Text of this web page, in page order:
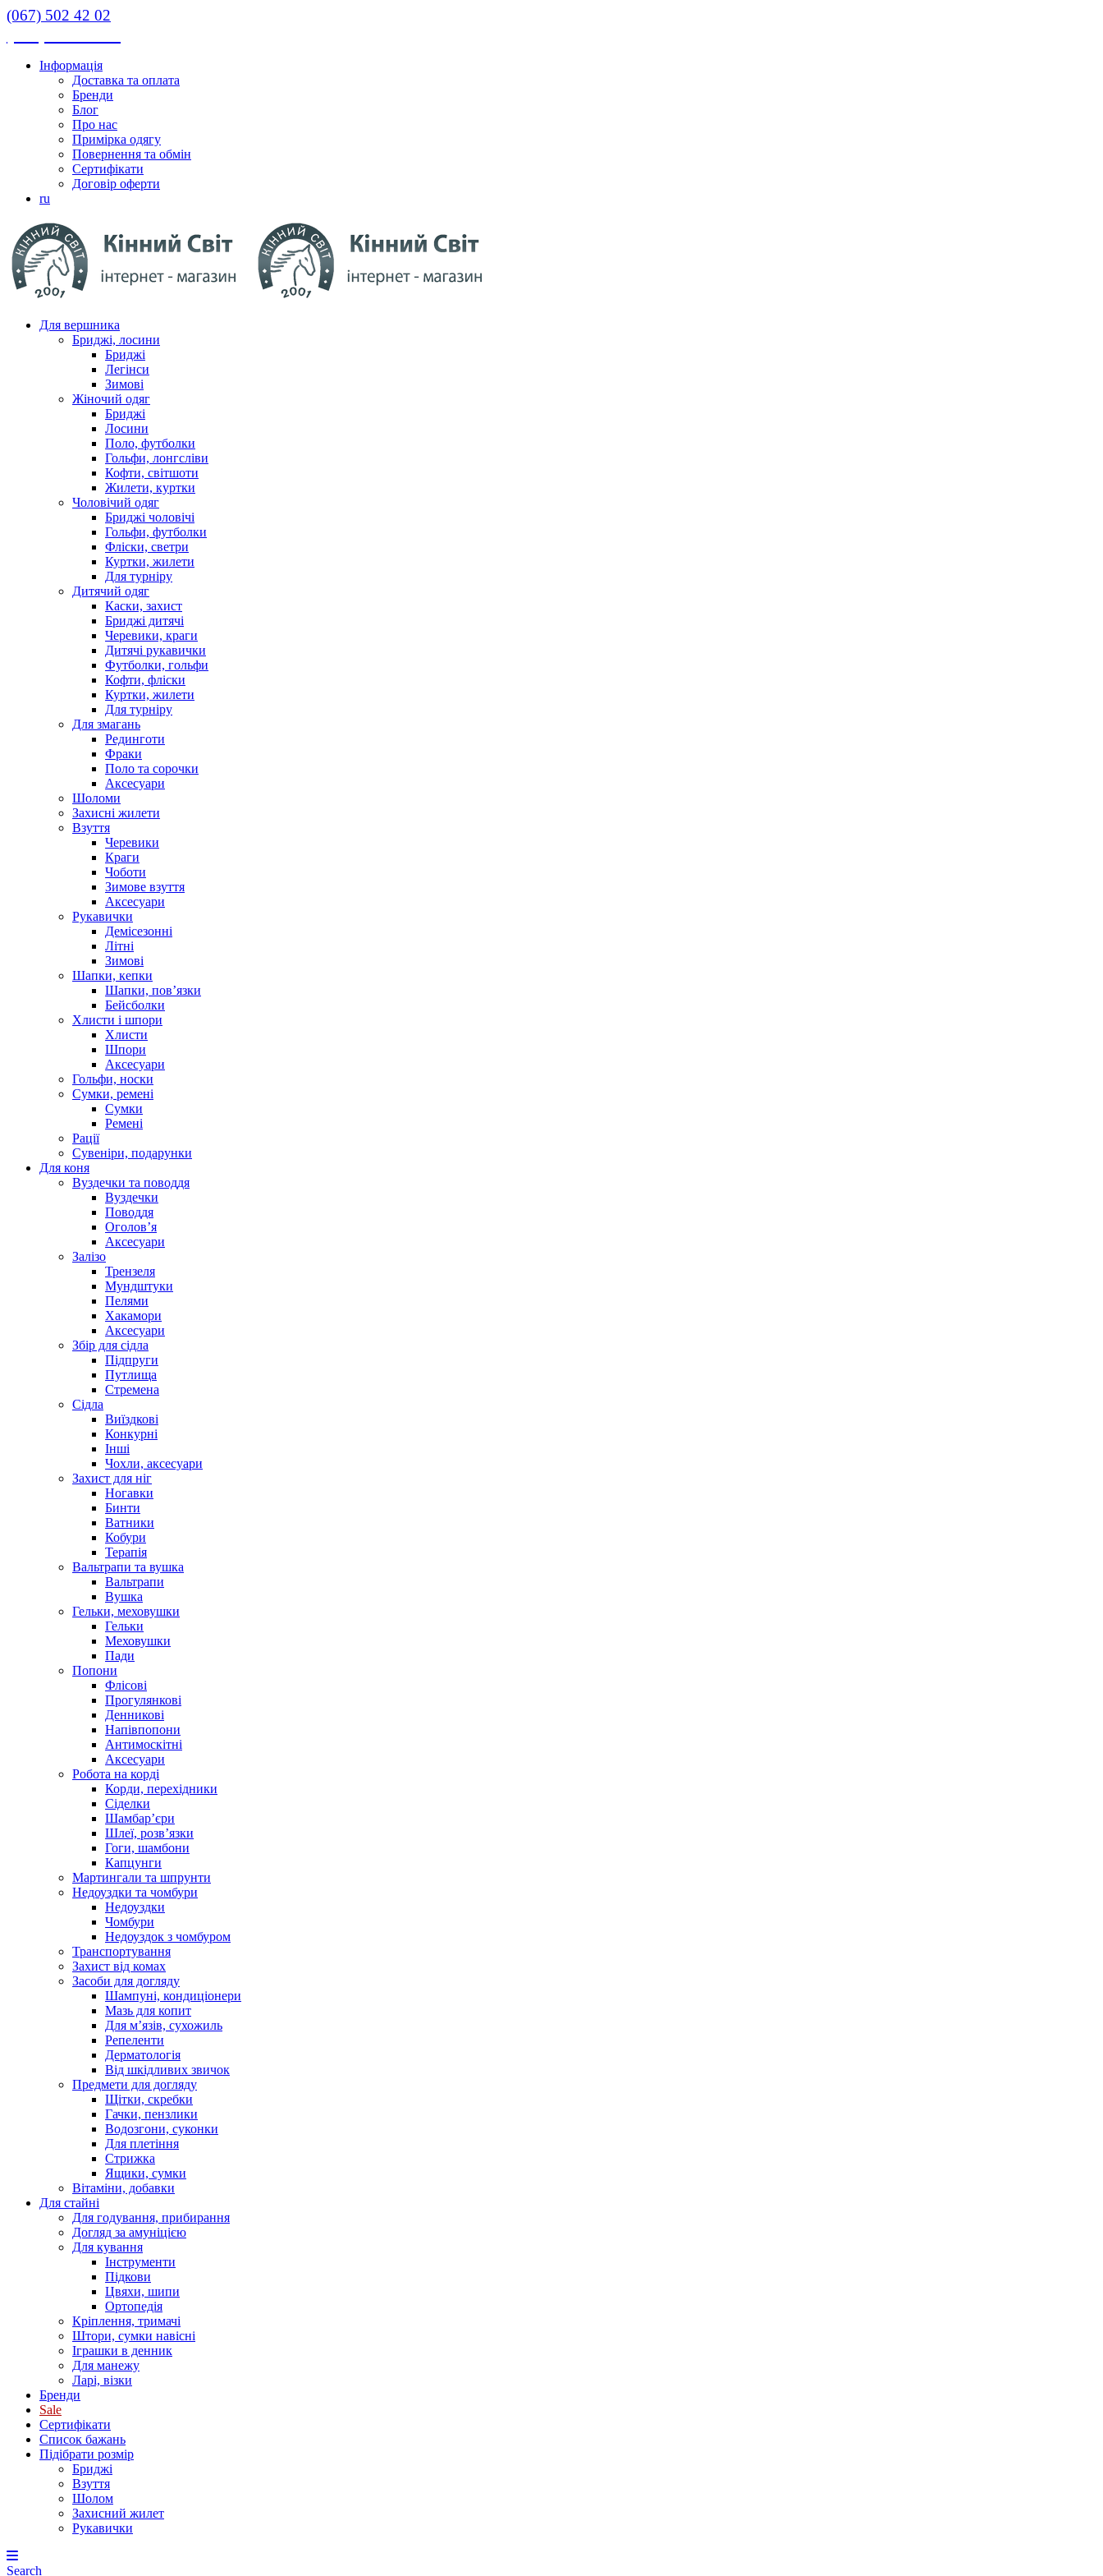
(067) 502 42 02
Інформація
Доставка та оплата
Бренди
Блог
Про нас
Примірка одягу
Повернення та обмін
Сертифікати
Договір оферти
ru
Для вершника
Бриджі, лосини
Бриджі
Легінси
Зимові
Жіночий одяг
Бриджі
Лосини
Поло, футболки
Гольфи, лонгсліви
Кофти, світшоти
Жилети, куртки
Чоловічий одяг
Бриджі чоловічі
Гольфи, футболки
Фліски, светри
Куртки, жилети
Для турніру
Дитячий одяг
Каски, захист
Бриджі дитячі
Черевики, краги
Дитячі рукавички
Футболки, гольфи
Кофти, фліски
Куртки, жилети
Для турніру
Для змагань
Рединготи
Фраки
Поло та сорочки
Аксесуари
Шоломи
Захисні жилети
Взуття
Черевики
Краги
Чоботи
Зимове взуття
Аксесуари
Рукавички
Демісезонні
Літні
Зимові
Шапки, кепки
Шапки, пов’язки
Бейсболки
Хлисти і шпори
Хлисти
Шпори
Аксесуари
Гольфи, носки
Сумки, ремені
Сумки
Ремені
Рації
Сувеніри, подарунки
Для коня
Вуздечки та поводдя
Вуздечки
Поводдя
Оголов’я
Аксесуари
Залізо
Трензеля
Мундштуки
Пелями
Хакамори
Аксесуари
Збір для сідла
Підпруги
Путлища
Стремена
Сідла
Виїздкові
Конкурні
Інші
Чохли, аксесуари
Захист для ніг
Ногавки
Бинти
Ватники
Кобури
Терапія
Вальтрапи та вушка
Вальтрапи
Вушка
Гельки, меховушки
Гельки
Меховушки
Пади
Попони
Флісові
Прогулянкові
Денникові
Напівпопони
Антимоскітні
Аксесуари
Робота на корді
Корди, перехідники
Сіделки
Шамбар’єри
Шлеї, розв’язки
Гоги, шамбони
Капцунги
Мартингали та шпрунти
Недоуздки та чомбури
Недоуздки
Чомбури
Недоуздок з чомбуром
Транспортування
Захист від комах
Засоби для догляду
Шампуні, кондиціонери
Мазь для копит
Для м’язів, сухожиль
Репеленти
Дерматологія
Від шкідливих звичок
Предмети для догляду
Щітки, скребки
Гачки, пензлики
Водозгони, суконки
Для плетіння
Стрижка
Ящики, сумки
Вітаміни, добавки
Для стайні
Для годування, прибирання
Догляд за амуніцією
Для кування
Інструменти
Підкови
Цвяхи, шипи
Ортопедія
Кріплення, тримачі
Штори, сумки навісні
Іграшки в денник
Для манежу
Ларі, візки
Бренди
Sale
Сертифікати
Список бажань
Підібрати розмір
Бриджі
Взуття
Шолом
Захисний жилет
Рукавички
Search